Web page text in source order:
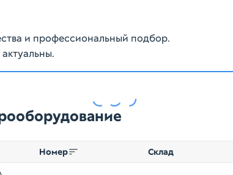
и профессиональный подбор.
Номер Склад